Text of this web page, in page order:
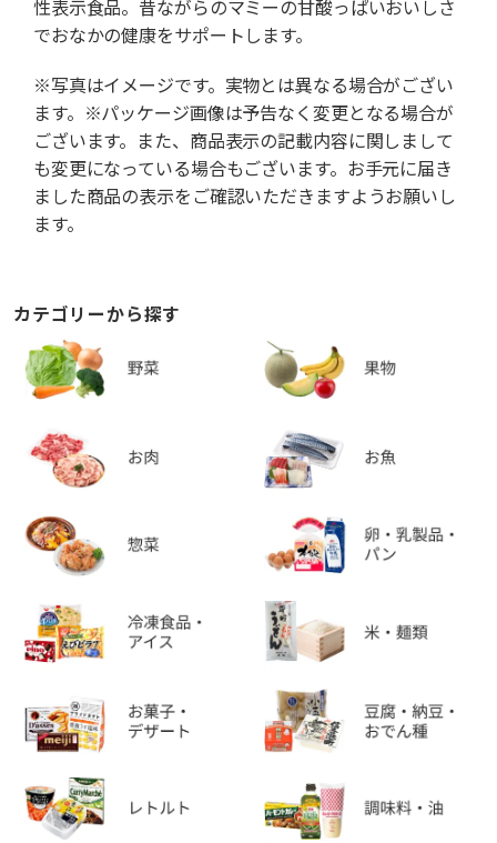
性表示食品。昔ながらのマミーの甘酸っぱいおいしさ
でおなかの健康をサポートします。
※写真はイメージです。実物とは異なる場合がござい
ます。※パッケージ画像は予告なく変更となる場合が
ございます。また、商品表示の記載内容に関しまして
も変更になっている場合もございます。お手元に届き
ました商品の表示をご確認いただきますようお願いし
ます。
カテゴリーから探す